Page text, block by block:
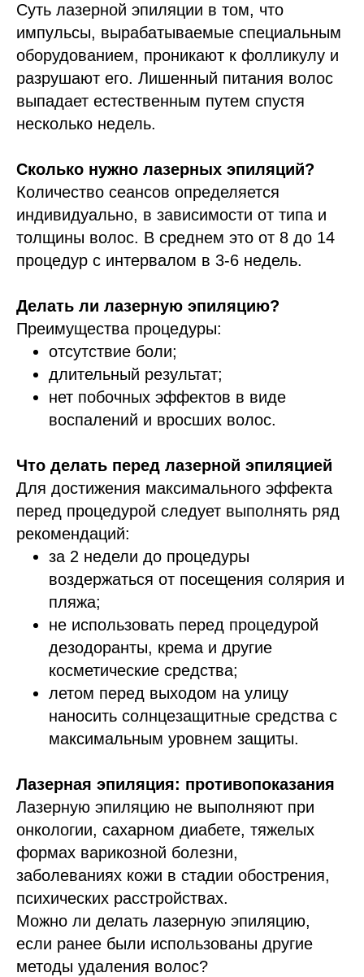
Суть лазерной эпиляции в том, что
импульсы, вырабатываемые специальным
оборудованием, проникают к фолликулу и
разрушают его. Лишенный питания волос
выпадает естественным путем спустя
несколько недель.
Сколько нужно лазерных эпиляций?
Количество сеансов определяется
индивидуально, в зависимости от типа и
толщины волос. В среднем это от 8 до 14
процедур с интервалом в 3-6 недель.
Делать ли лазерную эпиляцию?
Преимущества процедуры:
отсутствие боли;
длительный результат;
нет побочных эффектов в виде
воспалений и вросших волос.
Что делать перед лазерной эпиляцией
Для достижения максимального эффекта
перед процедурой следует выполнять ряд
рекомендаций:
за 2 недели до процедуры
воздержаться от посещения солярия и
пляжа;
не использовать перед процедурой
дезодоранты, крема и другие
косметические средства;
летом перед выходом на улицу
наносить солнцезащитные средства с
максимальным уровнем защиты.
Лазерная эпиляция: противопоказания
Лазерную эпиляцию не выполняют при
онкологии, сахарном диабете, тяжелых
формах варикозной болезни,
заболеваниях кожи в стадии обострения,
психических расстройствах.
Можно ли делать лазерную эпиляцию,
если ранее были использованы другие
методы удаления волос?